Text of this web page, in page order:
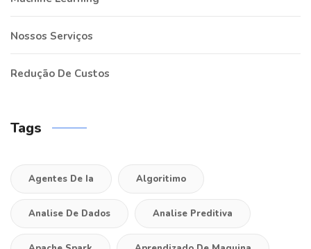
Nossos Serviços
Redução De Custos
Tags
Agentes De Ia Algoritimo
Analise De Dados Analise Preditiva